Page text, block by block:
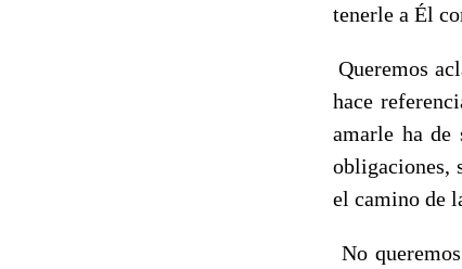
tenerle a Él
Queremos
hace
amarle ha de
obligaciones,
el camino de
No